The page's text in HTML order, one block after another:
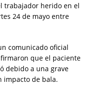
trabajador herido en el
24 de mayo entre
comunicado oficial
que el paciente
debido a una grave
impacto de bala.